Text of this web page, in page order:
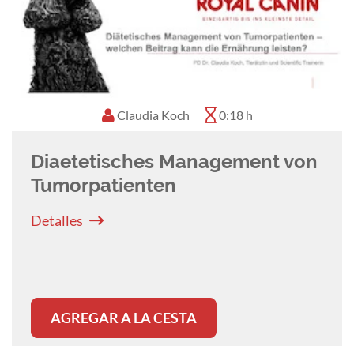
Christina Dreier-Schöpf 0:50 h
Einstieg in die
veterinärmedizinische
Besitzergespräch – Staging
AGREGAR A LA CESTA